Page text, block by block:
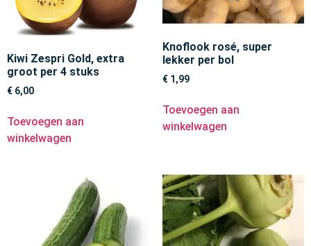
Kiwi Zespri Gold, extra
groot per 4 stuks
€ 6,00
Toevoegen aan
winkelwagen
Knoflook rosé, super
lekker per bol
€ 1,99
Toevoegen aan
winkelwagen